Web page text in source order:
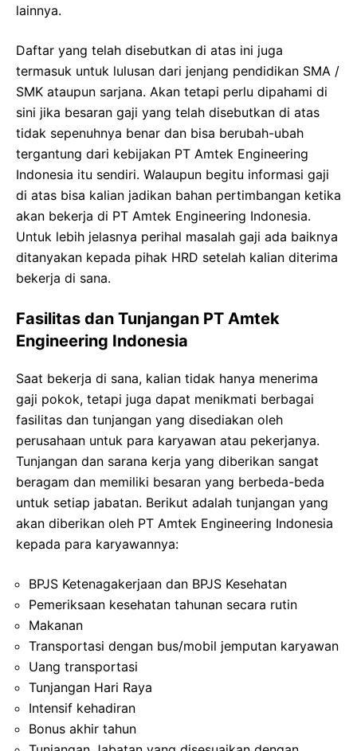
lainnya.
Daftar yang telah disebutkan di atas ini juga
termasuk untuk lulusan dari jenjang pendidikan SMA /
SMK ataupun sarjana. Akan tetapi perlu dipahami di
sini jika besaran gaji yang telah disebutkan di atas
tidak sepenuhnya benar dan bisa berubah-ubah
tergantung dari kebijakan PT Amtek Engineering
Indonesia itu sendiri. Walaupun begitu informasi gaji
di atas bisa kalian jadikan bahan pertimbangan ketika
akan bekerja di PT Amtek Engineering Indonesia.
Untuk lebih jelasnya perihal masalah gaji ada baiknya
ditanyakan kepada pihak HRD setelah kalian diterima
bekerja di sana.
Fasilitas dan Tunjangan PT Amtek
Engineering Indonesia
Saat bekerja di sana, kalian tidak hanya menerima
gaji pokok, tetapi juga dapat menikmati berbagai
fasilitas dan tunjangan yang disediakan oleh
perusahaan untuk para karyawan atau pekerjanya.
Tunjangan dan sarana kerja yang diberikan sangat
beragam dan memiliki besaran yang berbeda-beda
untuk setiap jabatan. Berikut adalah tunjangan yang
akan diberikan oleh PT Amtek Engineering Indonesia
kepada para karyawannya:
BPJS Ketenagakerjaan dan BPJS Kesehatan
Pemeriksaan kesehatan tahunan secara rutin
Makanan
Transportasi dengan bus/mobil jemputan karyawan
Uang transportasi
Tunjangan Hari Raya
Intensif kehadiran
Bonus akhir tahun